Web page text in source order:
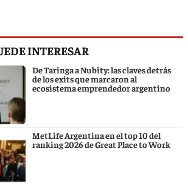
INTERESAR
De Taringa a Nubity: las claves detrás
de los exits que marcaron al
ecosistema emprendedor argentino
MetLife Argentina en el top 10 del
ranking 2026 de Great Place to Work